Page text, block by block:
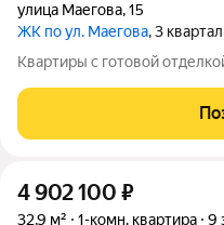
улица Маегова,15
ЖК по ул. Маегова, 3
Квартиры с готовой
4 902 100 ₽
32,9 м² 1-комн. квартира 9